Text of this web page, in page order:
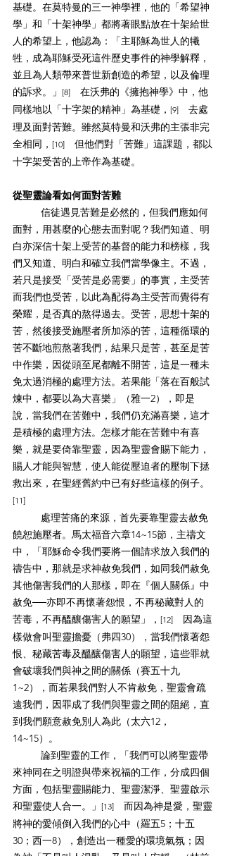
基礎。在莫特曼的三一神學裡，他的「希望神
學」和「十架神學」都將著眼點放在十架給世
人的希望上，他認為：「主耶穌為世人的犧
牲，成為耶穌受死這件歷史事件的神學解釋，
並且為人類帶來普世新創造的希望，以及倫理
的訴求。」 [8] 在沃弗的《擁抱神學》中，他
同樣地以「十字架的精神」為基礎， [9] 去處
理及面對苦難。雖然莫特曼和沃弗的主張非完
全相同， [10] 但他們對「苦難」這課題，都以
十字架受苦的上帝作為基礎。
從聖靈論看如何面對苦難
信徒遇見苦難是必然的，但我們應如何
面對，用甚麼的心態去面對呢？我們知道、明
白亦深信十架上受苦的基督的能力和榜樣，我
們又知道、明白和確立我們當學像主。不過，
若只是接受「受苦是必需要」的事實，主受苦
而我們也受苦，以此為配得為主受苦而覺得有
榮耀，是否真的熬得過去。受苦，思想十架的
苦，然後接受施壓者所加添的苦，這種循環的
苦不斷地煎熬著我們，結果只是苦，甚至是苦
中作樂，因從頭至尾都離不開苦，這是一種未
免太過消極的處理方法。若果能「落在百般試
煉中，都要以為大喜樂」（雅一2），即是
說，當我們在苦難中，我們仍充滿喜樂，這才
是積極的處理方法。怎樣才能在苦難中有喜
樂，就是要倚靠聖靈，因為聖靈會賜下能力，
賜人才能與智慧，使人能從壓迫者的壓制下拯
救出來，在聖經舊約中已有好些這樣的例子。
[11]
處理苦痛的來源，首先要靠聖靈去赦免
饒恕施壓者。馬太福音六章14~15節，主禱文
中，「耶穌命令我們要將一個請求放入我們的
禱告中，那就是求神赦免我們，如同我們赦免
其他傷害我們的人那樣，即在『個人關係』中
赦免──亦即不再懷著怨恨，不再秘藏對人的
苦毒，不再醞釀傷害人的願望」， [12] 因為這
樣做會叫聖靈擔憂（弗四30），當我們懷著怨
恨、秘藏苦毒及醞釀傷害人的願望，這些罪就
會破壞我們與神之間的關係（賽五十九
1~2），而若果我們對人不肯赦免，聖靈會疏
遠我們，因罪成了我們與聖靈之間的阻絕，直
到我們願意赦免別人為此（太六12，
14~15）。
論到聖靈的工作，「我們可以將聖靈帶
來神同在之明證與帶來祝福的工作，分成四個
方面，包括聖靈賜能力、聖靈潔淨、聖靈啟示
和聖靈使人合一。」 [13] 而因為神是愛，聖靈
將神的愛傾倒入我們的心中（羅五5；十五
30；西一8），創造出一種愛的環境氣氛；因